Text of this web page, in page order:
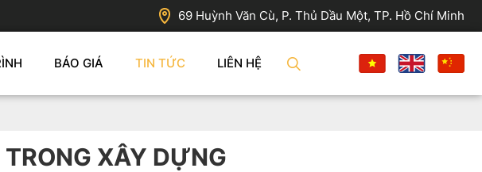
69 Huỳnh Văn Cù, P. Thủ Dầu Một, TP. Hồ Chí Minh
BÁO GIÁ TIN TỨC LIÊN HỆ
XÂY DỰNG